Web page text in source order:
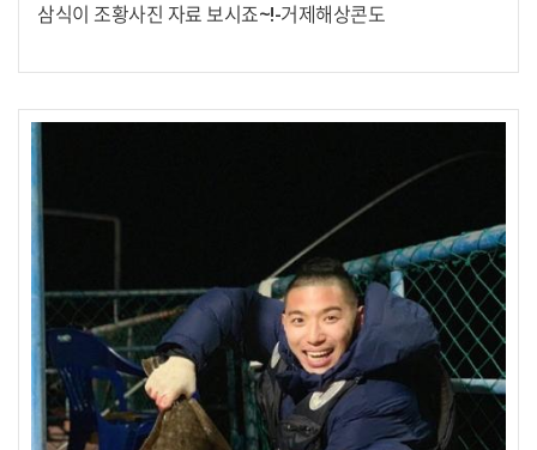
삼식이 조황사진 자료 보시죠~!-거제해상콘도